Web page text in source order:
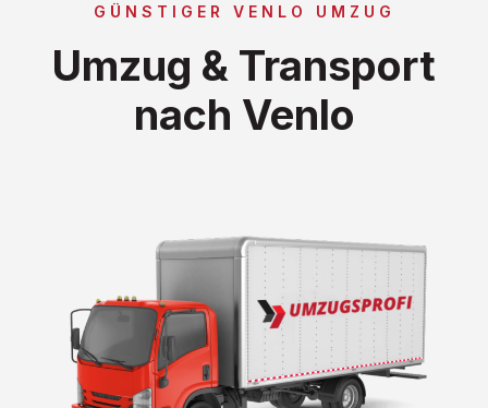
GÜNSTIGER VENLO UMZUG
Umzug & Transport
nach Venlo